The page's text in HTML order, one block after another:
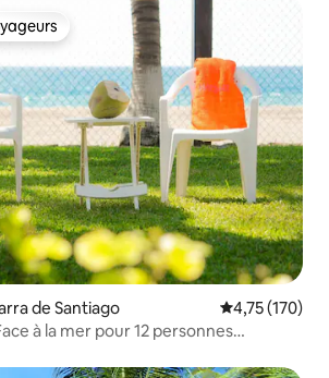
de Santiago Évaluation
4,75 (170)
à la mer pour 12 personnes